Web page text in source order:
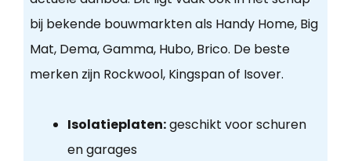
bij bekende bouwmarkten als Handy Home, Big
Mat, Dema, Gamma, Hubo, Brico. De beste
merken zijn Rockwool, Kingspan of Isover.
Isolatieplaten:geschikt voor schuren
en garages